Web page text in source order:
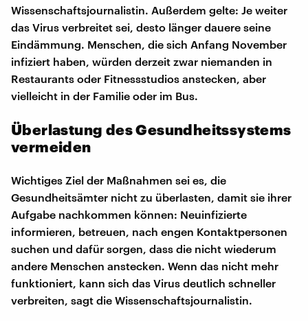
Wissenschaftsjournalistin. Außerdem gelte: Je weiter
das Virus verbreitet sei, desto länger dauere seine
Eindämmung. Menschen, die sich Anfang November
infiziert haben, würden derzeit zwar niemanden in
Restaurants oder Fitnessstudios anstecken, aber
vielleicht in der Familie oder im Bus.
Überlastung des Gesundheitssystems
vermeiden
Wichtiges Ziel der Maßnahmen sei es, die
Gesundheitsämter nicht zu überlasten, damit sie ihrer
Aufgabe nachkommen können: Neuinfizierte
informieren, betreuen, nach engen Kontaktpersonen
suchen und dafür sorgen, dass die nicht wiederum
andere Menschen anstecken. Wenn das nicht mehr
funktioniert, kann sich das Virus deutlich schneller
verbreiten, sagt die Wissenschaftsjournalistin.